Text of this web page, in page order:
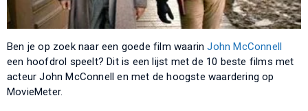
Ben je op zoek naar een goede film waarinJohn McConnell
een hoofdrol speelt? Dit is een lijst met de 10 beste films met
acteur John McConnell en met de hoogste waardering op
MovieMeter.